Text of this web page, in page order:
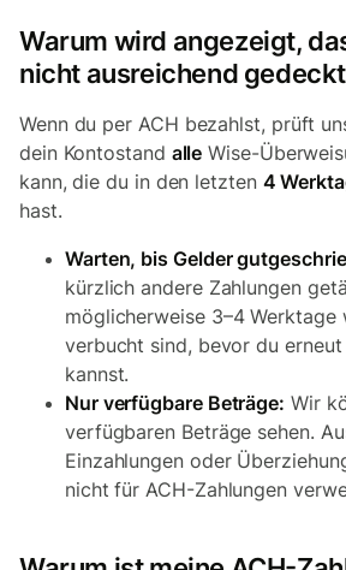
Warum wird angezeigt,
nicht ausreichend
Wenn du per ACH bezahlst, prüft
dein Kontostand alle Wise-
kann, die du in den letzten 4
hast.
Warten, bis Gelder
kürzlich andere Zahlungen
möglicherweise 3–4 Werktage
verbucht sind, bevor du
kannst.
Nur verfügbare Beträge: Wir
verfügbaren Beträge sehen.
Einzahlungen oder
nicht für ACH-Zahlungen